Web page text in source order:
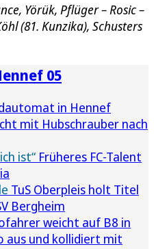
Yörük, Pflüger – Rosic –
(81. Kunzika), Schusters
05
in Hennef
mit Hubschrauber nach
ist“ Früheres FC-Talent
TuS Oberpleis holt Titel
Bergheim
weicht auf B8 in
aus und kollidiert mit